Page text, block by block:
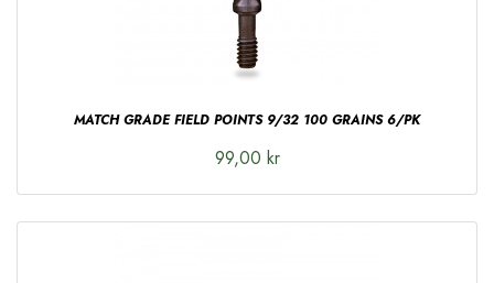
MATCH GRADE FIELD POINTS 9/32 100 GRAINS 6/PK
99,00 kr